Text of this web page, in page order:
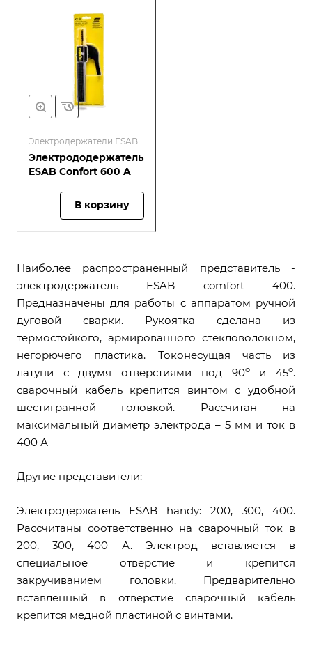
Электродержатели ESAB
Электрододержатель
ESAB Confort 600 A
В корзину
Наиболее распространенный представитель -
электродержатель ESAB comfort 400.
Предназначены для работы с аппаратом ручной
дуговой сварки. Рукоятка сделана из
термостойкого, армированного стекловолокном,
негорючего пластика. Токонесущая часть из
латуни с двумя отверстиями под 90ои 45о.
сварочный кабель крепится винтом с удобной
шестигранной головкой. Рассчитан на
максимальный диаметр электрода – 5 мм и ток в
400 А
Другие представители:
Электродержатель ESAB handy: 200, 300, 400.
Рассчитаны соответственно на сварочный ток в
200, 300, 400 А. Электрод вставляется в
специальное отверстие и крепится
закручиванием головки. Предварительно
вставленный в отверстие сварочный кабель
крепится медной пластиной с винтами.